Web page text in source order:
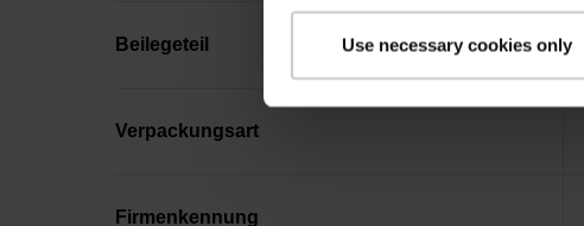
Use necessary cookies only
Beilegeteil
Verpackungsart
Firmenkennung